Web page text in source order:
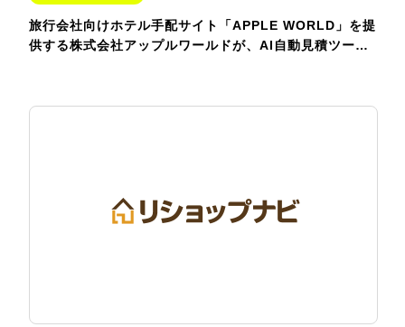
旅行会社向けホテル手配サイト「APPLE WORLD」を提
供する株式会社アップルワールドが、AI自動見積ツー…